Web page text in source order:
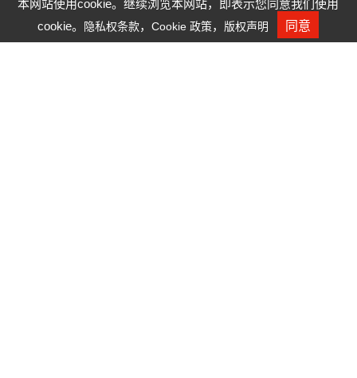
webmail2@youngoptics.com、利害关系人沟通管道专
用信箱ir.yo@youngoptics.com、
人才招募
本网站使用cookie。继续浏览本网站，即表示您同意我们使用
cookie。
隐私权条款，Cookie 政策， 版权声明 同意